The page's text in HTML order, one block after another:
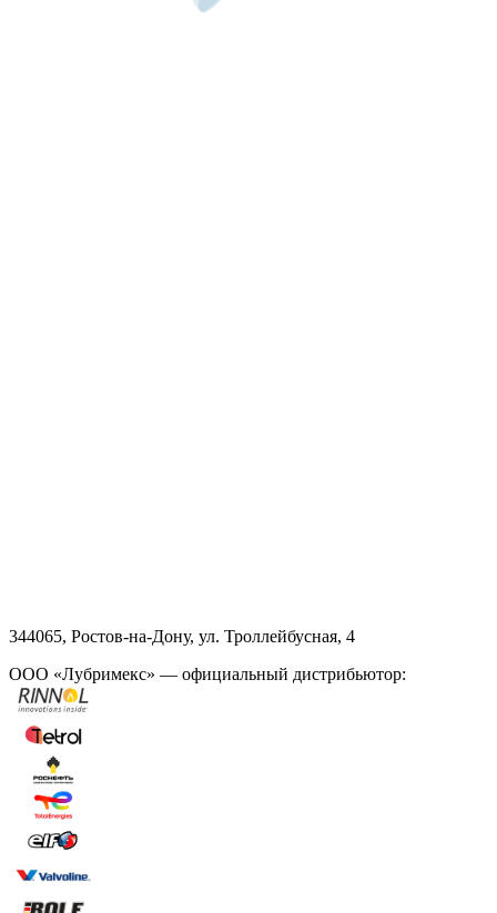
344065, Ростов-на-Дону, ул. Троллейбусная, 4
ООО «Лубримекс» — официальный дистрибьютор: